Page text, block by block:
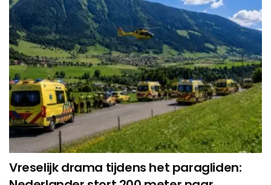
Vreselijk drama tijdens het paragliden: